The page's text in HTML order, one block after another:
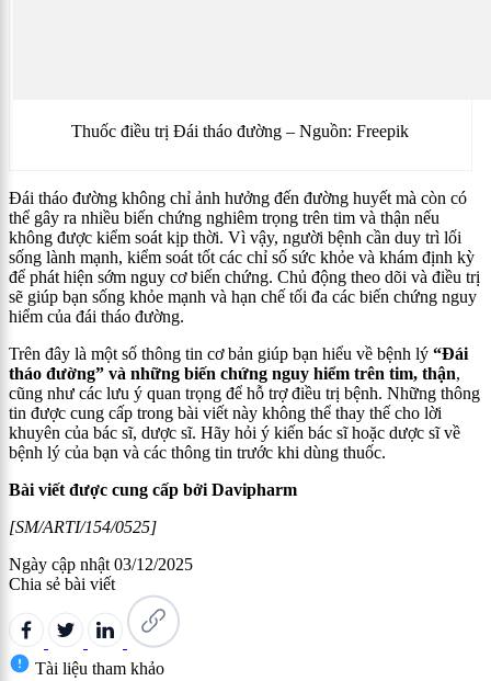
Thuốc điều trị Đái tháo đường – Nguồn: Freepik
Đái tháo đường không chỉ ảnh hưởng đến đường huyết mà còn có
thể gây ra nhiều biến chứng nghiêm trọng trên tim và thận nếu
không được kiểm soát kịp thời. Vì vậy, người bệnh cần duy trì lối
sống lành mạnh, kiểm soát tốt các chỉ số sức khỏe và khám định kỳ
để phát hiện sớm nguy cơ biến chứng. Chủ động theo dõi và điều trị
sẽ giúp bạn sống khỏe mạnh và hạn chế tối đa các biến chứng nguy
hiểm của đái tháo đường.
Trên đây là một số thông tin cơ bản giúp bạn hiểu về bệnh lý “Đái
tháo đường” và những biến chứng nguy hiểm trên tim, thận,
cũng như các lưu ý quan trọng để hỗ trợ điều trị bệnh. Những thông
tin được cung cấp trong bài viết này không thể thay thế cho lời
khuyên của bác sĩ, dược sĩ. Hãy hỏi ý kiến bác sĩ hoặc dược sĩ về
bệnh lý của bạn và các thông tin trước khi dùng thuốc.
Bài viết được cung cấp bởi Davipharm
[SM/ARTI/154/0525]
Ngày cập nhật 03/12/2025
Chia sẻ bài viết
Tài liệu tham khảo